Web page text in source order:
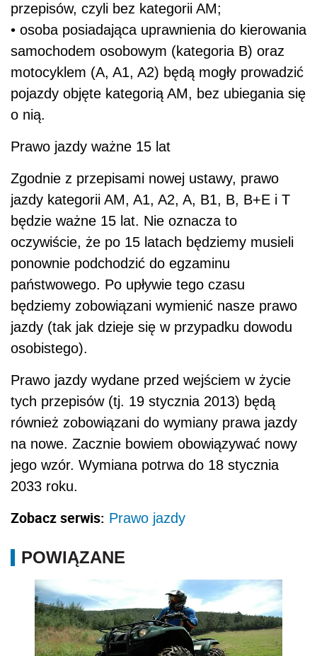
przepisów, czyli bez kategorii AM;
• osoba posiadająca uprawnienia do kierowania
samochodem osobowym (kategoria B) oraz
motocyklem (A, A1, A2) będą mogły prowadzić
pojazdy objęte kategorią AM, bez ubiegania się
o nią.
Prawo jazdy ważne 15 lat
Zgodnie z przepisami nowej ustawy, prawo
jazdy kategorii AM, A1, A2, A, B1, B, B+E i T
będzie ważne 15 lat. Nie oznacza to
oczywiście, że po 15 latach będziemy musieli
ponownie podchodzić do egzaminu
państwowego. Po upływie tego czasu
będziemy zobowiązani wymienić nasze prawo
jazdy (tak jak dzieje się w przypadku dowodu
osobistego).
Prawo jazdy wydane przed wejściem w życie
tych przepisów (tj. 19 stycznia 2013) będą
również zobowiązani do wymiany prawa jazdy
na nowe. Zacznie bowiem obowiązywać nowy
jego wzór. Wymiana potrwa do 18 stycznia
2033 roku.
Zobacz serwis: Prawo jazdy
POWIĄZANE